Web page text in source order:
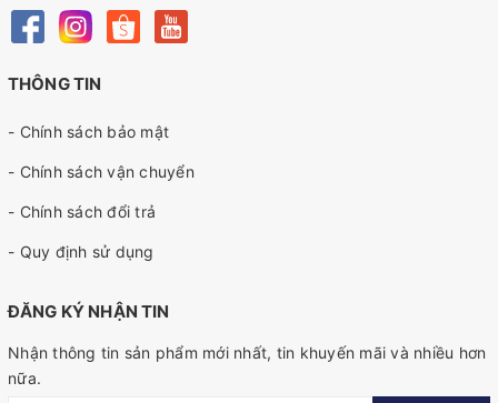
THÔNG TIN
- Chính sách bảo mật
- Chính sách vận chuyển
- Chính sách đổi trả
- Quy định sử dụng
ĐĂNG KÝ NHẬN TIN
Nhận thông tin sản phẩm mới nhất, tin khuyến mãi và nhiều hơn
nữa.